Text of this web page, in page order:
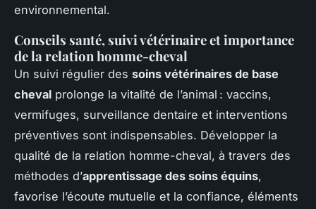
environnemental.
Conseils santé, suivi vétérinaire et importance
de la relation homme-cheval
Un suivi régulier des soins vétérinaires de base
cheval prolonge la vitalité de l’animal : vaccins,
vermifuges, surveillance dentaire et interventions
préventives sont indispensables. Développer la
qualité de la relation homme-cheval, à travers des
méthodes d’apprentissage des soins équins,
favorise l’écoute mutuelle et la confiance, éléments